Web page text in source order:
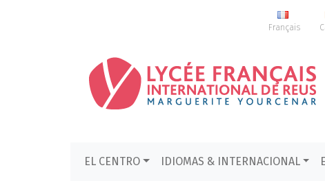
Français
EL CENTRO IDIOMAS & INTERNACIONAL